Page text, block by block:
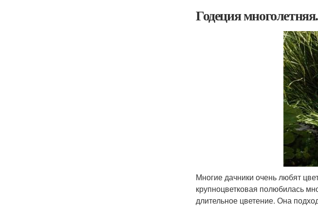
Годеция
Многие дачники очень любят
крупноцветковая полюбилась
длительное цветение. Она